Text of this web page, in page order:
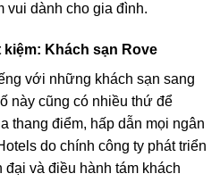
vui dành cho gia đình.
Khách sạn Rove
với những khách sạn sang
này cũng có nhiều thứ để
thang điểm, hấp dẫn mọi ngân
do chính công ty phát triển
và điều hành tám khách